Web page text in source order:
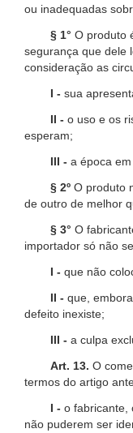
ou inadequadas
§ 1° O produto
segurança que dele
consideração as
I - sua
II - o uso e os
esperam;
III - a época
§ 2º O produto
de outro de melhor
§ 3° O
importador só não
I - que não
II - que,
defeito inexiste;
III - a culpa
Art. 13. O
termos do artigo
I - o fabricante,
não puderem ser